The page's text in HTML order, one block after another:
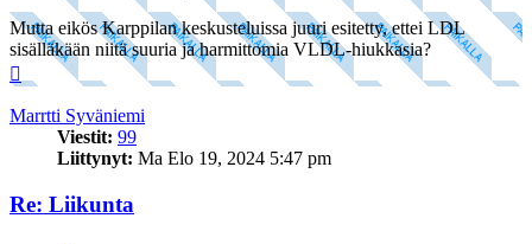
Mutta eikös Karppilan keskusteluissa juuri esitetty, ettei LDL
sisälläkään niitä suuria ja harmittomia VLDL-hiukkasia?
Marrtti Syväniemi
Viestit: 99
Liittynyt: Ma Elo 19, 2024 5:47 pm
Re: Liikunta